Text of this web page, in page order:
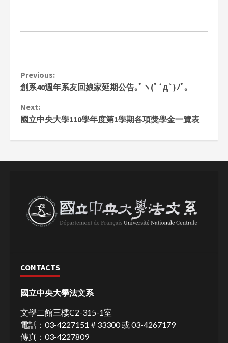
Continue
Reading
Previous:
創系40週年系友回娘家延期公告｡ﾟヽ(ﾟ´Д`)ﾉﾟ｡
Next:
國立中央大學110學年度第1學期各項獎學金一覽表
CONTACTS
國立中央大學法文系
文學二館三樓C2-315-1室
電話：03-4227151＃33300 或 03-4267179
傳真：03-4227809